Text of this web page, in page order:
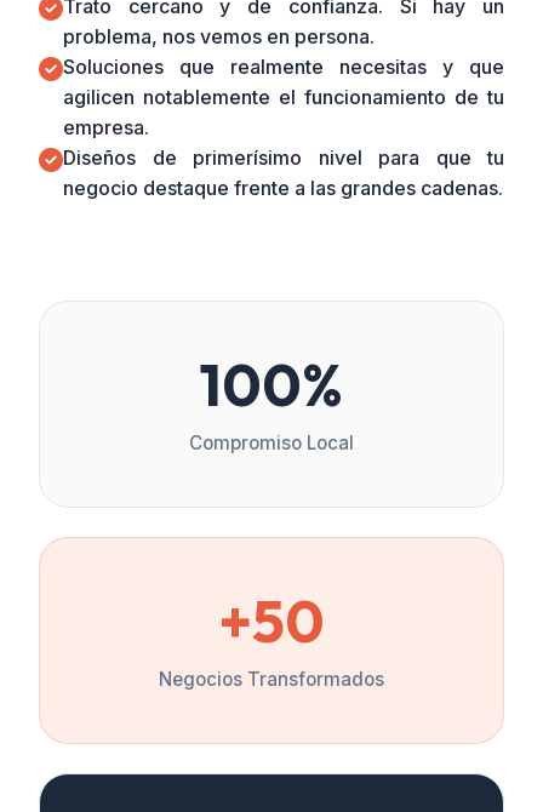
Trato cercano y de confianza. Si hay un
problema, nos vemos en persona.
Soluciones que realmente necesitas y que
agilicen notablemente el funcionamiento de tu
empresa.
Diseños de primerísimo nivel para que tu
negocio destaque frente a las grandes cadenas.
100%
Compromiso Local
+50
Negocios Transformados